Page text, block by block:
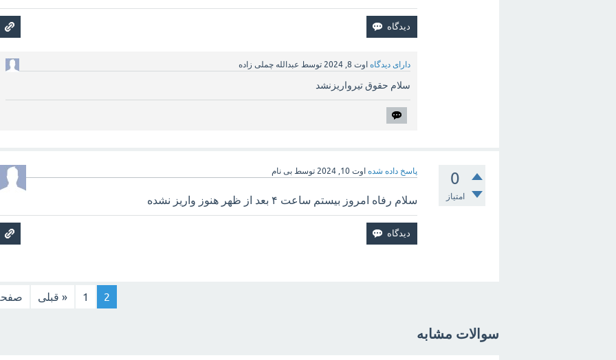
دارای دیدگاه اوت 8, 2024 توسط عبدالله چملی زاده
سلام حقوق تیرواریزنشد
0
امتیاز
پاسخ داده شده اوت 10, 2024 توسطبی نام
سلام رفاه امروز بیستم ساعت ۴ بعد از ظهر هنوز واریز نشده
« قبلی 1 2
سوالات مشابه